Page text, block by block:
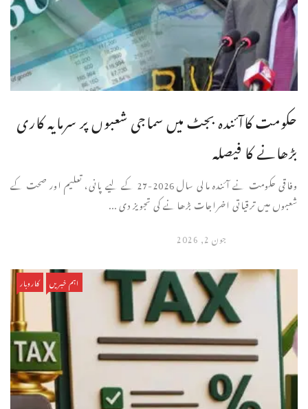
حکومت کاآئندہ بجٹ میں سماجی شعبوں پر سرمایہ کاری
بڑھانے کا فیصلہ
وفاقی حکومت نے آئندہ مالی سال 2026-27 کے لیے پانی، تعلیم اور صحت کے
شعبوں میں ترقیاتی اخراجات بڑھانے کی تجویز دی ...
جون 2, 2026
اہم خبریں کاروبار